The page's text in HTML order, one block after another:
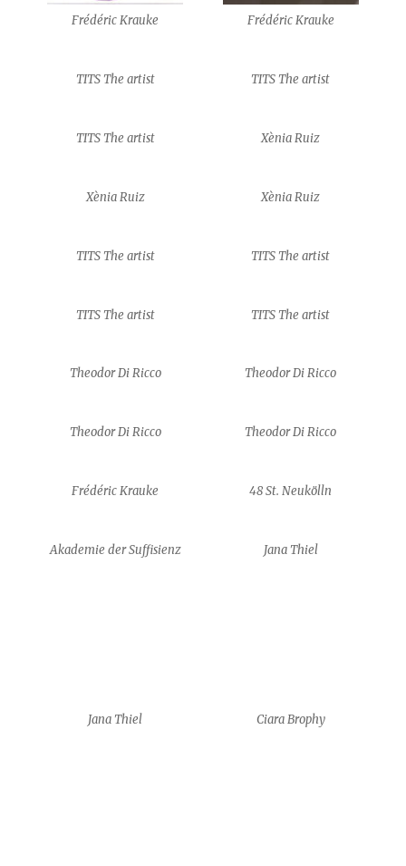
Frédéric Krauke Frédéric Krauke
TITS The artist TITS The artist
TITS The artist Xènia Ruiz
Xènia Ruiz Xènia Ruiz
TITS The artist TITS The artist
TITS The artist TITS The artist
Theodor Di Ricco Theodor Di Ricco
Theodor Di Ricco Theodor Di Ricco
Frédéric Krauke 48 St. Neukölln
Akademie der Suffisienz Jana Thiel
Alexa Kreissl Alexa Kreissl